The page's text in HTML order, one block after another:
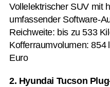
Vollelektrischer SUV mit
umfassender Software-
Reichweite: bis zu 533
Kofferraumvolumen: 854
Euro
2. Hyundai Tucson